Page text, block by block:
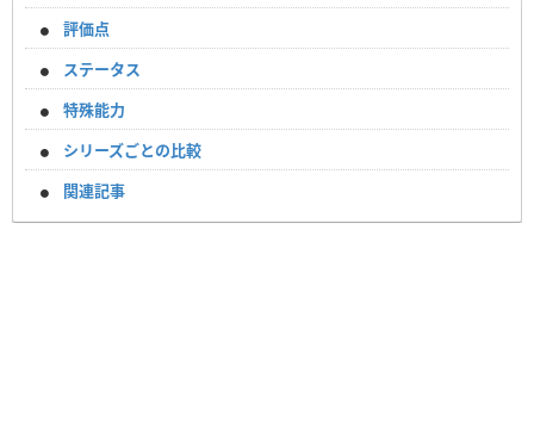
評価点
ステータス
特殊能力
シリーズごとの比較
関連記事